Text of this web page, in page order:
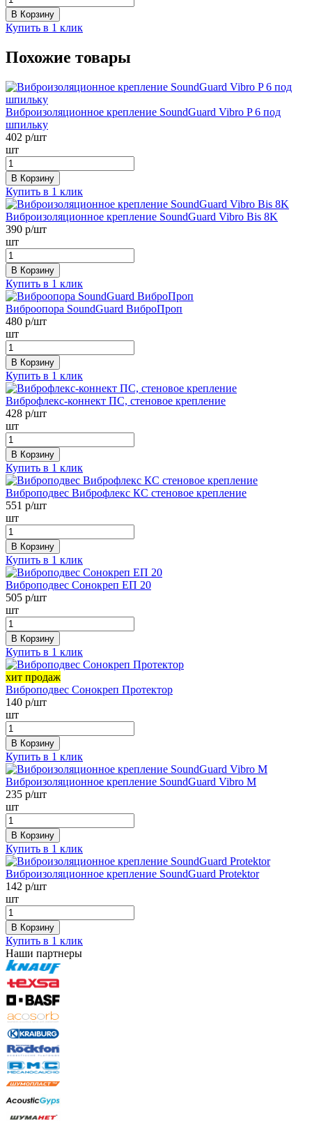
В Корзину
Купить в 1 клик
Похожие товары
Виброизоляционное крепление SoundGuard Vibro P 6 под
шпильку
402 р/шт
шт
В Корзину
Купить в 1 клик
Виброизоляционное крепление SoundGuard Vibro Bis 8K
390 р/шт
шт
В Корзину
Купить в 1 клик
Виброопора SoundGuard ВиброПроп
480 р/шт
шт
В Корзину
Купить в 1 клик
Виброфлекс-коннект ПС, стеновое крепление
428 р/шт
шт
В Корзину
Купить в 1 клик
Виброподвес Виброфлекс КС стеновое крепление
551 р/шт
шт
В Корзину
Купить в 1 клик
Виброподвес Сонокреп ЕП 20
505 р/шт
шт
В Корзину
Купить в 1 клик
хит продаж
Виброподвес Сонокреп Протектор
140 р/шт
шт
В Корзину
Купить в 1 клик
Виброизоляционное крепление SoundGuard Vibro М
235 р/шт
шт
В Корзину
Купить в 1 клик
Виброизоляционное крепление SoundGuard Protektor
142 р/шт
шт
В Корзину
Купить в 1 клик
Наши партнеры